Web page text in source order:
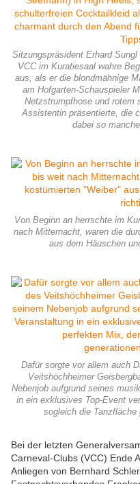
Sitzungspräsident Erhard
VCC im Kuratiesaal wahre
aus, als er die blondmähnige
am Hofgarten-Schauspieler
Netzstrumpfhose und rotem
Assistentin präsentierte, die
dabei so
Von Beginn an herrschte im
nach Mitternacht, waren die
aus dem Häuschen
Dafür sorgte vor allem auch
Veitshöchheimer
Nebenjob aufgrund seines
in ein exklusives Top-Event
sogleich die Tanzfläche
Bei der letzten
Carneval-Clubs (VCC) Ende
Anliegen von Bernhard